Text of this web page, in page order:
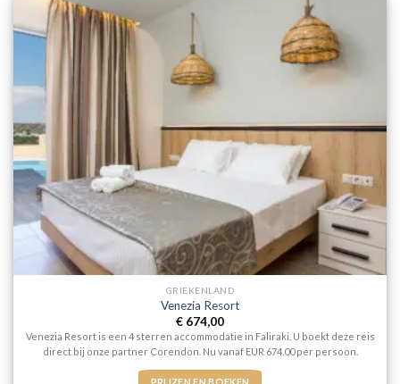
GRIEKENLAND
Venezia Resort
€ 674,00
Venezia Resort is een 4 sterren accommodatie in Faliraki. U boekt deze reis
direct bij onze partner Corendon. Nu vanaf EUR 674.00 per persoon.